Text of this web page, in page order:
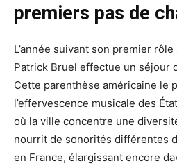
premiers pas de
L’année suivant son premier
Patrick Bruel effectue un séjour
Cette parenthèse américaine le
l’effervescence musicale des
où la ville concentre une
nourrit de sonorités différentes
en France, élargissant encore